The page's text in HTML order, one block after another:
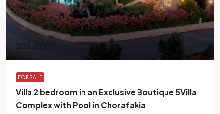
305,000€
FOR SALE
Villa 2 bedroom in an Exclusive Boutique 5Villa
Complex with Pool in Chorafakia